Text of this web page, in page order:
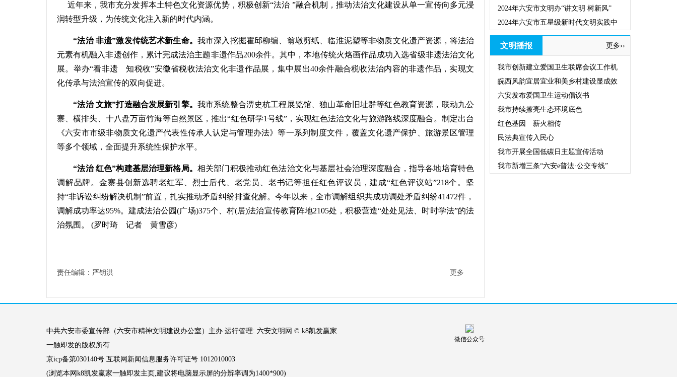
近年来，我市充分发挥本土特色文化资源优势，积极创新“法治 ”融合机制，推动法治文化建设从单一宣传向多元浸
润转型升级，为传统文化注入新的时代内涵。
“法治 非遗”激发传统艺术新生命。 我市深入挖掘霍邱柳编、翁墩剪纸、临淮泥塑等非物质文化遗产资源，将法治
元素有机融入非遗创作，累计完成法治主题非遗作品200余件。其中，本地传统火烙画作品成功入选省级非遗法治文化
展。举办“看非遗 知税收”安徽省税收法治文化非遗作品展，集中展出40余件融合税收法治内容的非遗作品，实现文
化传承与法治宣传的双向促进。
“法治 文旅”打造融合发展新引擎。 我市系统整合淠史杭工程展览馆、独山革命旧址群等红色教育资源，联动九公
寨、横排头、十八盘万亩竹海等自然景区，推出“红色研学1号线”，实现红色法治文化与旅游路线深度融合。制定出台
《六安市市级非物质文化遗产代表性传承人认定与管理办法》等一系列制度文件，覆盖文化遗产保护、旅游景区管理
等多个领域，全面提升系统性保护水平。
“法治 红色”构建基层治理新格局。 相关部门积极推动红色法治文化与基层社会治理深度融合，指导各地培育特色
调解品牌。金寨县创新选聘老红军、烈士后代、老党员、老书记等担任红色评议员，建成“红色评议站”218个。坚
持“非诉讼纠纷解决机制”前置，扎实推动矛盾纠纷排查化解。今年以来，全市调解组织共成功调处矛盾纠纷41472件，
调解成功率达95%。建成法治公园(广场)375个、村(居)法治宣传教育阵地2105处，积极营造“处处见法、时时学法”的法
治氛围。 (罗时琦 记者 黄雪彦)
更多
责任编辑：严钥洪
2024年六安市文明办“讲文明 树新风”
2024年六安市五星级新时代文明实践中
文明播报 更多››
我市创新建立爱国卫生联席会议工作机
皖西风韵宜居宜业和美乡村建设显成效
六安发布爱国卫生运动倡议书
我市持续擦亮生态环境底色
红色基因 薪火相传
民法典宣传入民心
我市开展全国低碳日主题宣传活动
我市新增三条“六安e普法·公交专线”
中共六安市委宣传部（六安市精神文明建设办公室）主办 运行管理: 六安文明网 © k8凯发赢家
一触即发的版权所有
京icp备第030140号 互联网新闻信息服务许可证号 1012010003
(浏览本网k8凯发赢家一触即发主页,建议将电脑显示屏的分辨率调为1400*900)
微信公众号